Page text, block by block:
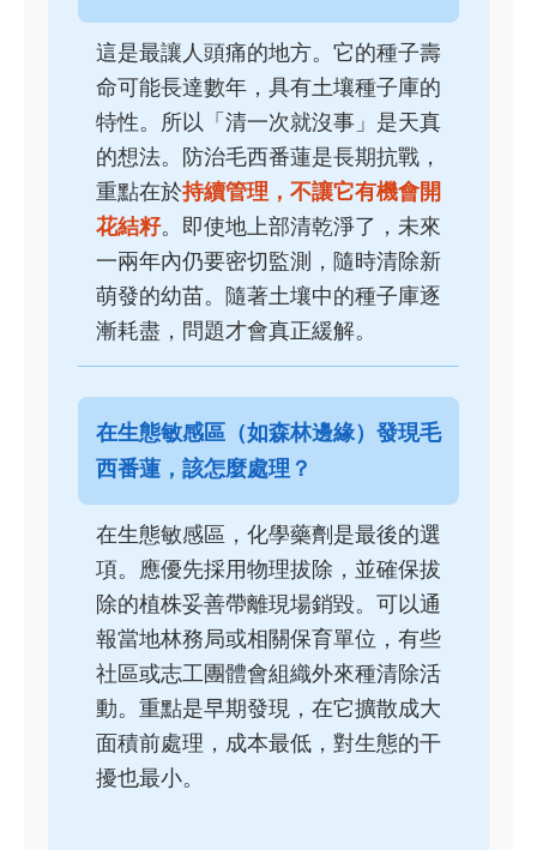
這是最讓人頭痛的地方。它的種子壽
命可能長達數年，具有土壤種子庫的
特性。所以「清一次就沒事」是天真
的想法。防治毛西番蓮是長期抗戰，
重點在於持續管理，不讓它有機會開
花結籽。即使地上部清乾淨了，未來
一兩年內仍要密切監測，隨時清除新
萌發的幼苗。隨著土壤中的種子庫逐
漸耗盡，問題才會真正緩解。
在生態敏感區（如森林邊緣）發現毛
西番蓮，該怎麼處理？
在生態敏感區，化學藥劑是最後的選
項。應優先採用物理拔除，並確保拔
除的植株妥善帶離現場銷毀。可以通
報當地林務局或相關保育單位，有些
社區或志工團體會組織外來種清除活
動。重點是早期發現，在它擴散成大
面積前處理，成本最低，對生態的干
擾也最小。